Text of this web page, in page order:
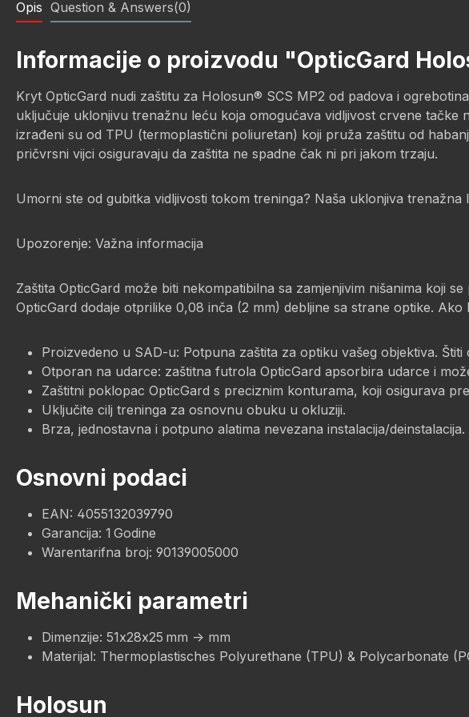
Opis Question & Answers(0)
Informacije o proizvodu "OpticGard
Kryt OpticGard nudi zaštitu za Holosun® SCS MP2 od padova i
uključuje uklonjivu trenažnu leću koja omogućava vidljivost crvene
izrađeni su od TPU (termoplastični poliuretan) koji pruža zaštitu od
pričvrsni vijci osiguravaju da zaštita ne spadne čak ni pri jakom trzaju.
Umorni ste od gubitka vidljivosti tokom treninga? Naša uklonjiva trenažna
Upozorenje: Važna informacija
Zaštita OpticGard može biti nekompatibilna sa zamjenjivim nišanima koji
OpticGard dodaje otprilike 0,08 inča (2 mm) debljine sa strane optike.
Proizvedeno u SAD-u: Potpuna zaštita za optiku vašeg objektiva.
Otporan na udarce: zaštitna futrola OpticGard apsorbira udarce i
Zaštitni poklopac OpticGard s preciznim konturama, koji osigurava
Uključite cilj treninga za osnovnu obuku u okluziji.
Brza, jednostavna i potpuno alatima nevezana instalacija/deinstalacija.
Osnovni podaci
EAN: 4055132039790
Garancija: 1 Godine
Warentarifna broj: 90139005000
Mehanički parametri
Dimenzije: 51x28x25 mm -> mm
Materijal: Thermoplastisches Polyurethane (TPU) & Polycarbonate
Holosun